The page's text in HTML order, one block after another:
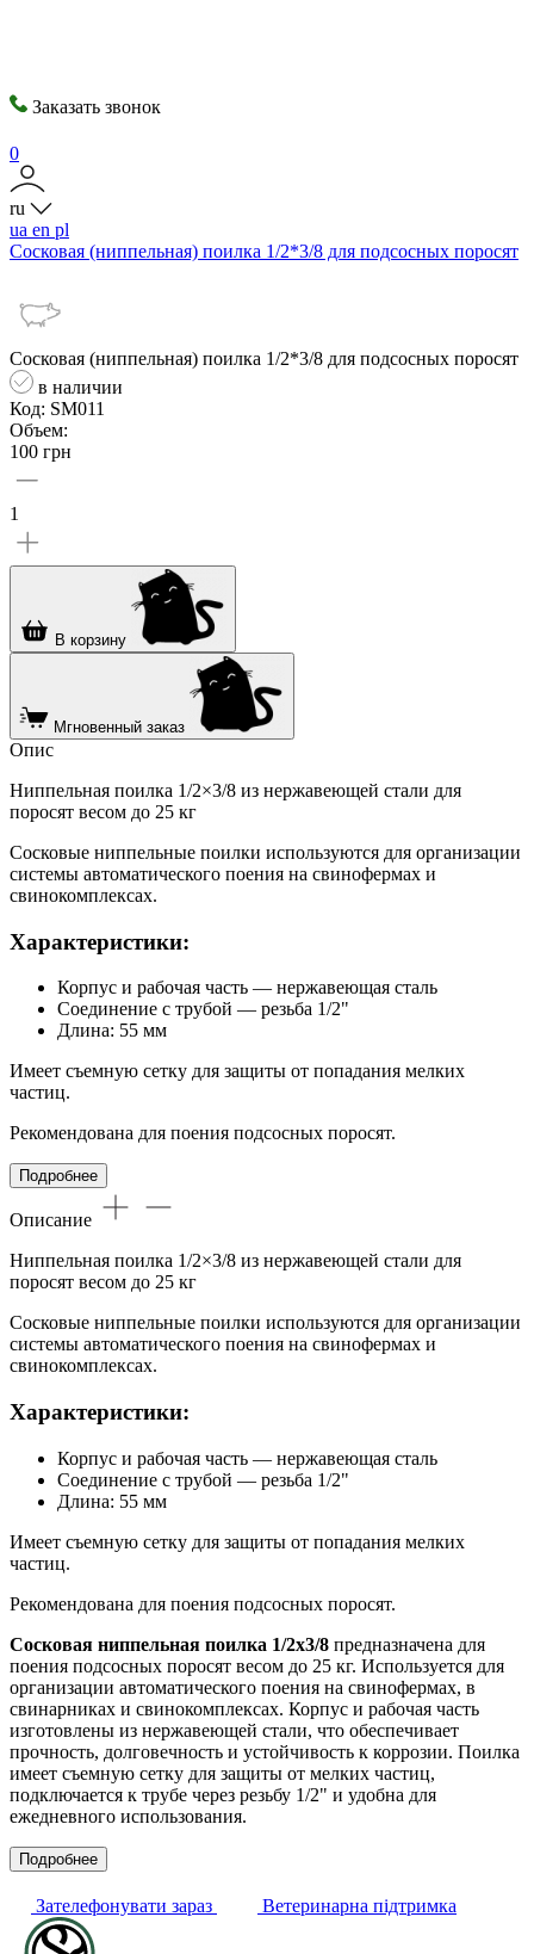
Заказать звонок
0
ru
ua en pl
Сосковая (ниппельная) поилка 1/2*3/8 для подсосных поросят
Сосковая (ниппельная) поилка 1/2*3/8 для подсосных поросят
в наличии
Код: SM011
Объем:
100 грн
1
В корзину
Мгновенный заказ
Опис
Ниппельная поилка 1/2×3/8 из нержавеющей стали для
поросят весом до 25 кг
Сосковые ниппельные поилки используются для организации
системы автоматического поения на свинофермах и
свинокомплексах.
Характеристики:
Корпус и рабочая часть — нержавеющая сталь
Соединение с трубой — резьба 1/2"
Длина: 55 мм
Имеет съемную сетку для защиты от попадания мелких
частиц.
Рекомендована для поения подсосных поросят.
Подробнее
Описание
Ниппельная поилка 1/2×3/8 из нержавеющей стали для
поросят весом до 25 кг
Сосковые ниппельные поилки используются для организации
системы автоматического поения на свинофермах и
свинокомплексах.
Характеристики:
Корпус и рабочая часть — нержавеющая сталь
Соединение с трубой — резьба 1/2"
Длина: 55 мм
Имеет съемную сетку для защиты от попадания мелких
частиц.
Рекомендована для поения подсосных поросят.
Сосковая ниппельная поилка 1/2х3/8 предназначена для
поения подсосных поросят весом до 25 кг. Используется для
организации автоматического поения на свинофермах, в
свинарниках и свинокомплексах. Корпус и рабочая часть
изготовлены из нержавеющей стали, что обеспечивает
прочность, долговечность и устойчивость к коррозии. Поилка
имеет съемную сетку для защиты от мелких частиц,
подключается к трубе через резьбу 1/2" и удобна для
ежедневного использования.
Подробнее
Зателефонувати зараз Ветеринарна підтримка